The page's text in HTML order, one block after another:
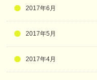
2017年6月
2017年5月
2017年4月